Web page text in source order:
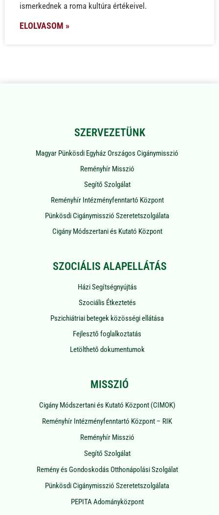
ismerkednek a roma kultúra értékeivel.
ELOLVASOM »
SZERVEZETÜNK
Magyar Pünkösdi Egyház Országos Cigánymisszió
Reményhír Misszió
Segítő Szolgálat
Reményhír Intézményfenntartó Központ
Pünkösdi Cigánymisszió Szeretetszolgálata
Cigány Módszertani és Kutató Központ
SZOCIÁLIS ALAPELLÁTÁS
Házi Segítségnyújtás
Szociális Étkeztetés
Pszichiátriai betegek közösségi ellátása
Fejlesztő foglalkoztatás
Letölthető dokumentumok
MISSZIÓ
Cigány Módszertani és Kutató Központ (CIMOK)
Reményhír Intézményfenntartó Központ – RIK
Reményhír Misszió
Segítő Szolgálat
Remény és Gondoskodás Otthonápolási Szolgálat
Pünkösdi Cigánymisszió Szeretetszolgálata
PEPITA Adományközpont